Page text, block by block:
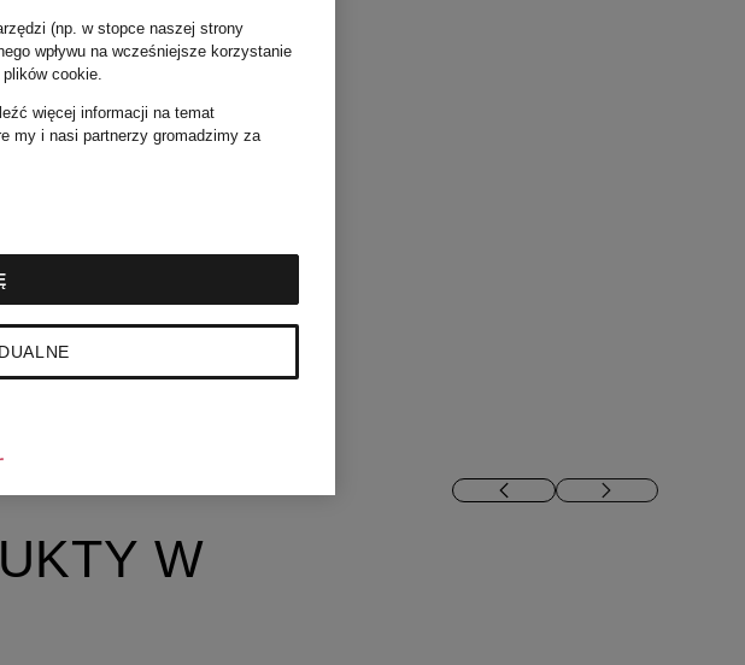
W
(np. w stopce naszej strony
wpływu na wcześniejsze korzystanie
cookie.
więcej informacji na temat
my i nasi partnerzy gromadzimy za